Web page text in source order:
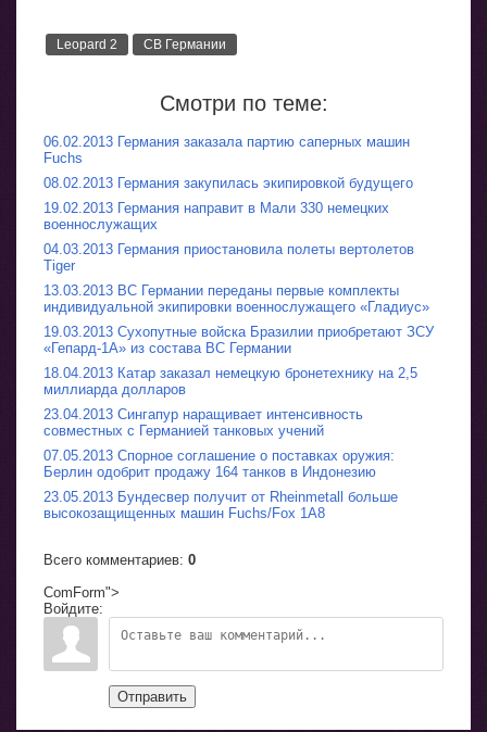
Leopard 2 СВ Германии
Смотри по теме:
06.02.2013 Германия заказала партию саперных машин
Fuchs
08.02.2013 Германия закупилась экипировкой будущего
19.02.2013 Германия направит в Мали 330 немецких
военнослужащих
04.03.2013 Германия приостановила полеты вертолетов
Tiger
13.03.2013 ВС Германии переданы первые комплекты
индивидуальной экипировки военнослужащего «Гладиус»
19.03.2013 Сухопутные войска Бразилии приобретают ЗСУ
«Гепард-1A» из состава ВС Германии
18.04.2013 Катар заказал немецкую бронетехнику на 2,5
миллиарда долларов
23.04.2013 Сингапур наращивает интенсивность
совместных с Германией танковых учений
07.05.2013 Спорное соглашение о поставках оружия:
Берлин одобрит продажу 164 танков в Индонезию
23.05.2013 Бундесвер получит от Rheinmetall больше
высокозащищенных машин Fuchs/Fox 1A8
Всего комментариев: 0
ComForm">
Войдите:
Отправить